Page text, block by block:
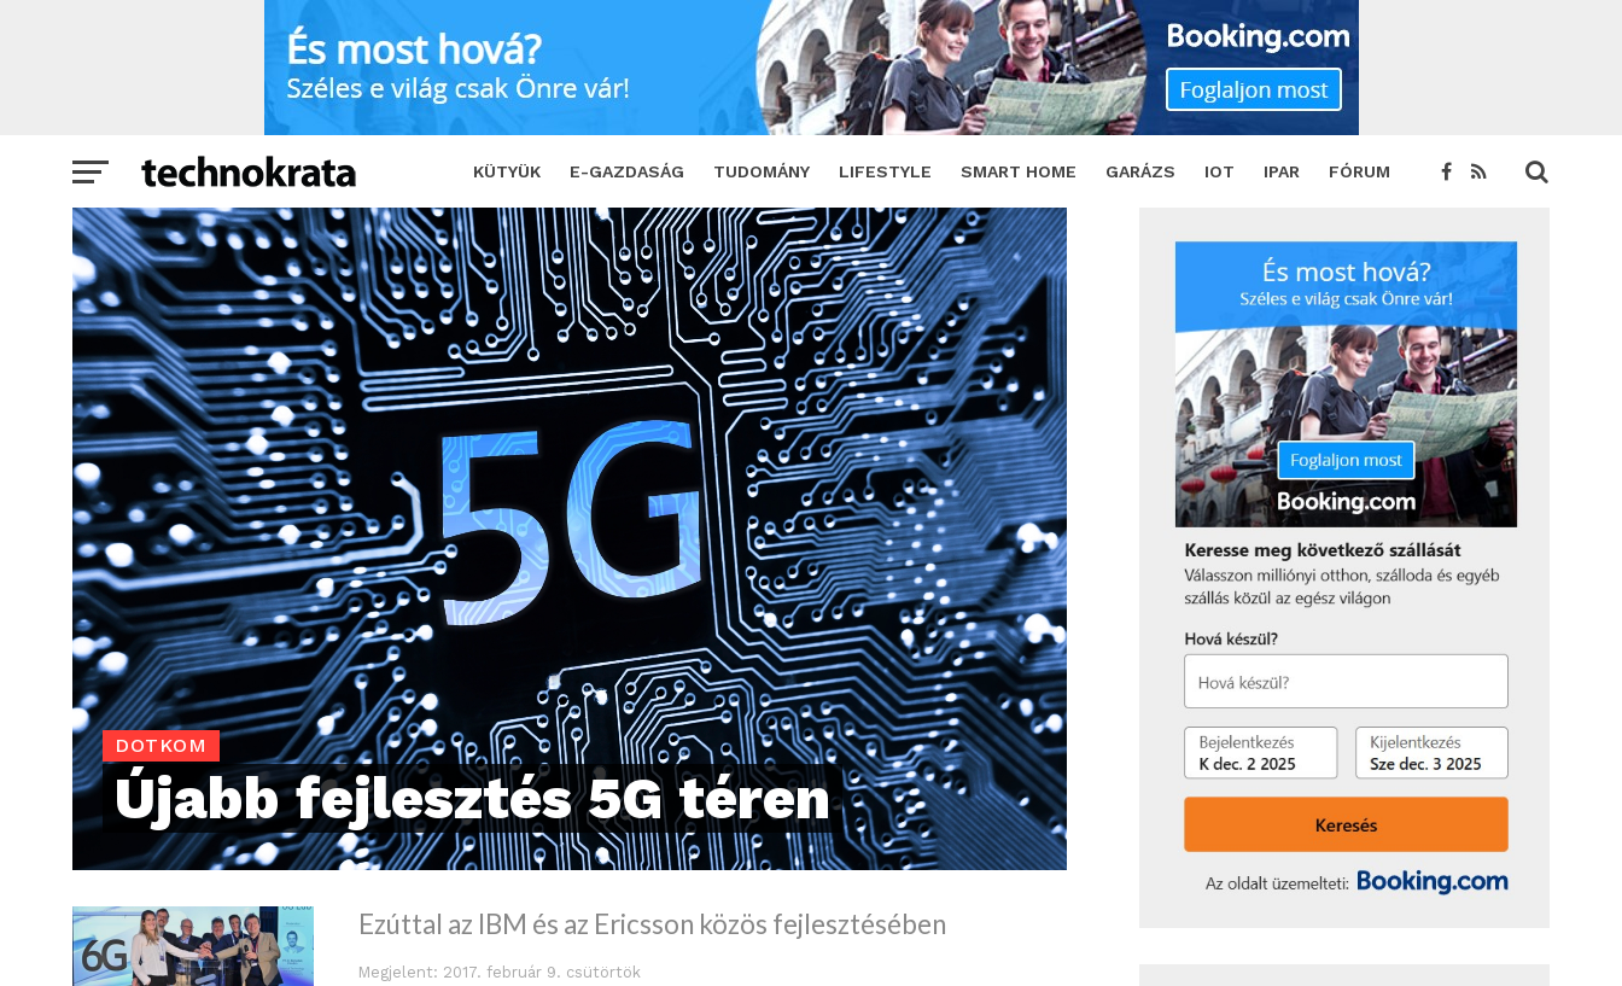
KÜTYÜK E-GAZDASÁG TUDOMÁNY LIFESTYLE SMART HOME GARÁZS IOT IPAR FÓRUM
Újabb fejlesztés 5G téren SHARE
DOTKOM
Újabb fejlesztés 5G téren
Ezúttal az IBM és az Ericsson közös fejlesztésében
Megjelent: 2017. február 9. csütörtök